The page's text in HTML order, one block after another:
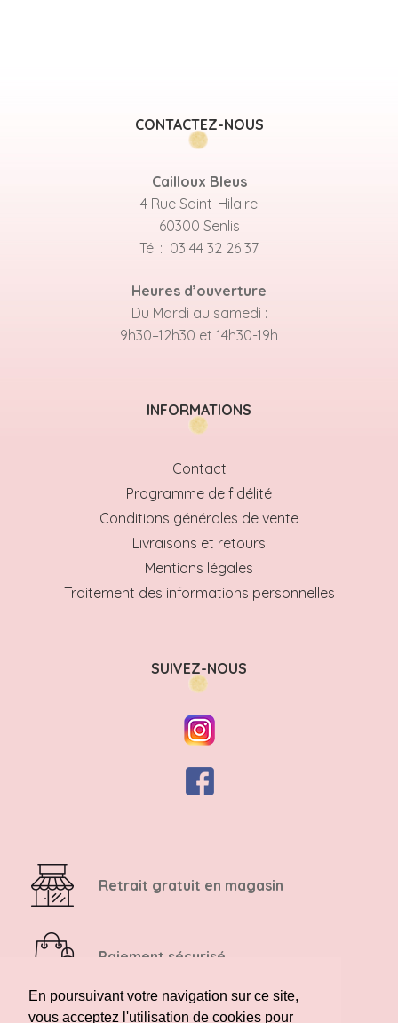
En poursuivant votre navigation sur ce site,
vous acceptez l'utilisation de cookies pour
CONTACTEZ-NOUS
Cailloux Bleus
4 Rue Saint-Hilaire
60300 Senlis
Tél : 03 44 32 26 37
Heures d’ouverture
Du Mardi au samedi :
9h30–12h30 et 14h30-19h
INFORMATIONS
Contact
Programme de fidélité
Conditions générales de vente
Livraisons et retours
Mentions légales
Traitement des informations personnelles
SUIVEZ-NOUS
Retrait gratuit en magasin
Paiement sécurisé